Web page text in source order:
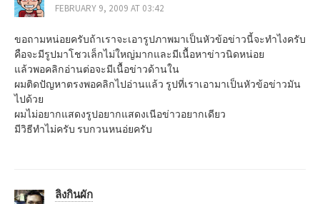
n
a
v
i
g
t
FEBRUARY 9, 2009 AT 03:42
ขอถามหน่อยครับถ้าเราจะเอารูปภาพมาเป็นหัวข้อข่าวนี้จะทำไงครับ
คือจะมีรูปมาโชวเล็กไม่ใหญ่มากและมีเนื้อหาข่าวนิดหน่อย
แล้วพอคลิกอ่านต่อจะมีเนื้อข่าวด้านใน
ผมติดปัญหาตรงพอคลิกไปอ่านแล้ว รูปที่เราเอามาเป็นหัวข้อข่าวมัน
ไปด้วย
ผมไม่อยากแสดงรูปอยากแสดงเนีอข่าวอยากเดียว
มีวิธีทำไม่ครับ รบกวนหนอ่ยครับ
ลิงกินผัก